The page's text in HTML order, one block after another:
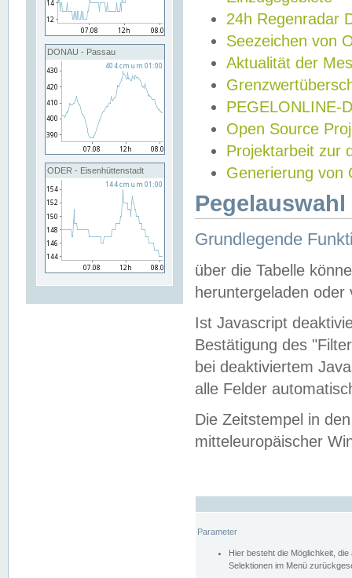
DONAU - Passau
ODER - Eisenhüttenstadt
24h Regenradar
Seezeichen von
Aktualität der
PEGELONLINE-
Open Source
Projektarbeit zur
Generierung von
Grundlegende
über die Tabelle
heruntergeladen oder
Ist Javascript
Bestätigung des
bei deaktiviertem
alle Felder
Die Zeitstempel in
mitteleuropäischer
Parameter
Hier besteht die Möglichkeit,
Selektionen im Menü